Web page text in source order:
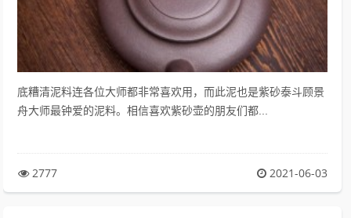
底糟清泥料连各位大师都非常喜欢用，而此泥也是紫砂泰斗顾景
舟大师最钟爱的泥料。相信喜欢紫砂壶的朋友们都...
2777 2021-06-03